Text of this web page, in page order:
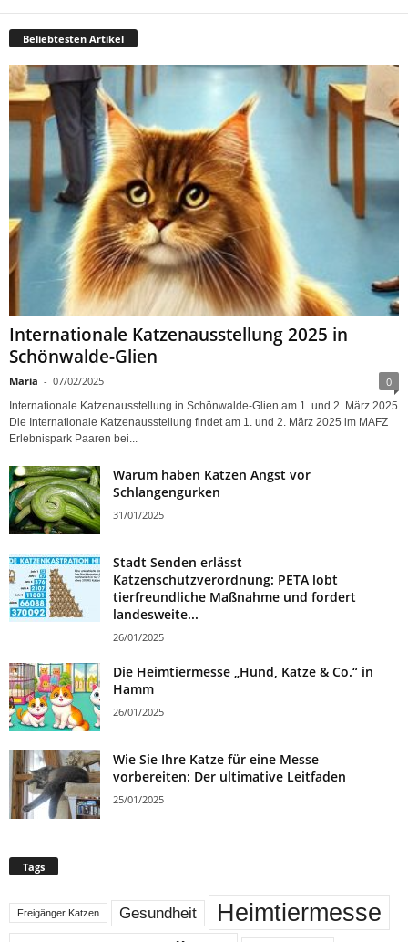
Beliebtesten Artikel
Internationale Katzenausstellung 2025 in
Schönwalde-Glien
Maria - 07/02/2025 0
Internationale Katzenausstellung in Schönwalde-Glien am 1. und 2. März 2025
Die Internationale Katzenausstellung findet am 1. und 2. März 2025 im MAFZ
Erlebnispark Paaren bei...
Warum haben Katzen Angst vor
Schlangengurken
31/01/2025
Stadt Senden erlässt
Katzenschutzverordnung: PETA lobt
tierfreundliche Maßnahme und fordert
landesweite...
26/01/2025
Die Heimtiermesse „Hund, Katze & Co.“ in
Hamm
26/01/2025
Wie Sie Ihre Katze für eine Messe
vorbereiten: Der ultimative Leitfaden
25/01/2025
Tags
Freigänger Katzen Gesundheit Heimtiermesse